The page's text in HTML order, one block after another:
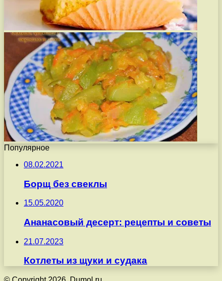
Популярное
08.02.2021
Борщ без свеклы
15.05.2020
Ананасовый десерт: рецепты и советы
21.07.2023
Котлеты из щуки и судака